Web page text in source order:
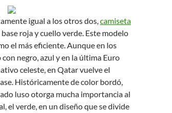
igual a los otros dos,camiseta
roja y cuello verde. Este modelo
el más eficiente. Aunque en los
negro, azul y en la última Euro
celeste, en Qatar vuelve el
Históricamente de color bordó,
luso otorga mucha importancia al
el verde, en un diseño que se divide